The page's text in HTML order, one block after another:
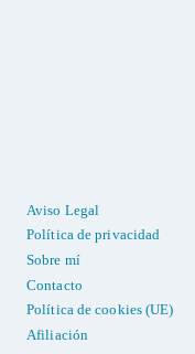
Aviso Legal
Política de privacidad
Sobre mí
Contacto
Política de cookies (UE)
Afiliación